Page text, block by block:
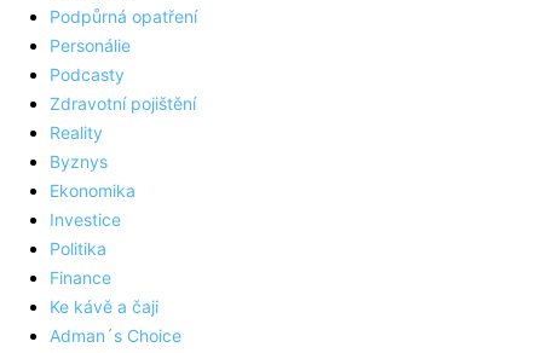
Podpůrná opatření
Personálie
Podcasty
Zdravotní pojištění
Reality
Byznys
Ekonomika
Investice
Politika
Finance
Ke kávě a čaji
Adman´s Choice